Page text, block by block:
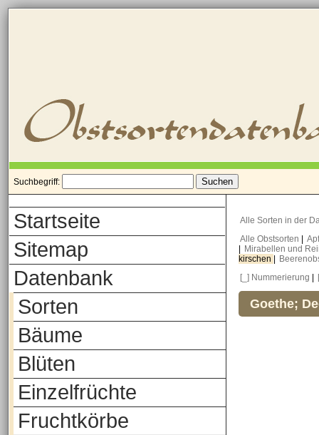
Suchbegriff:
Startseite
Sitemap
Datenbank
Sorten
Bäume
Blüten
Einzelfrüchte
Fruchtkörbe
Alle Sorten in der
Alle Obstsorten
Mirabellen und
kirschen
[_] Nummerierung
Goethe;